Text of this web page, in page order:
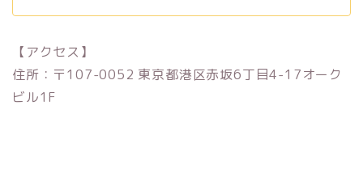
【アクセス】
住所：〒107-0052 東京都港区赤坂6丁目4-17オーク
ビル1F